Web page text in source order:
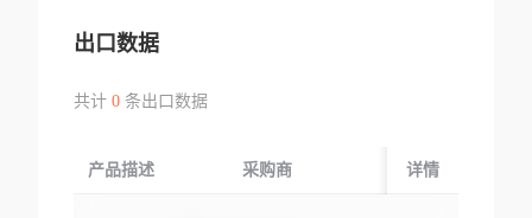
出口数据
共计 0条出口数据
产品描述 采购商 起运国/地区
详情